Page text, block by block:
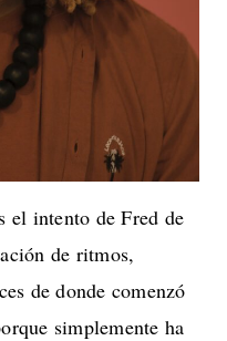
el intento de Fred de
de ritmos,
de donde comenzó
simplemente ha